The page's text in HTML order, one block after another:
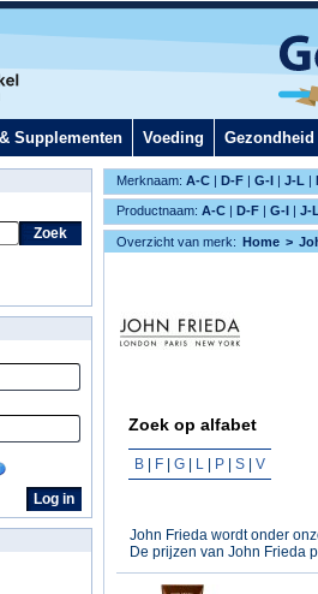
Supplementen Voeding Gezondheid
Merknaam: A-C | D-F | G-I | J-L |
Productnaam: A-C | D-F | G-I | J-L
Zoek
Overzicht van merk: Home
Zoek op alfabet
B F G L P S V
John Frieda wordt onder
De prijzen van John Frieda